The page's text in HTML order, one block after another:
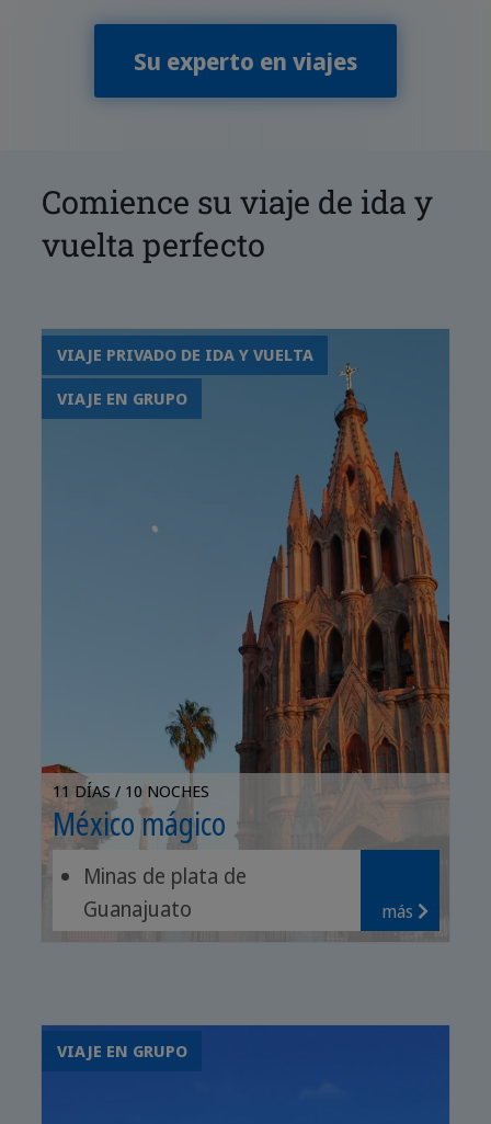
Su experto en viajes
Comience su viaje de ida y
vuelta perfecto
VIAJE PRIVADO DE IDA Y VUELTA
VIAJE EN GRUPO
11 DÍAS / 10 NOCHES
México mágico
Minas de plata de
Guanajuato
Ruinas de Teotihuacán
más
VIAJE EN GRUPO